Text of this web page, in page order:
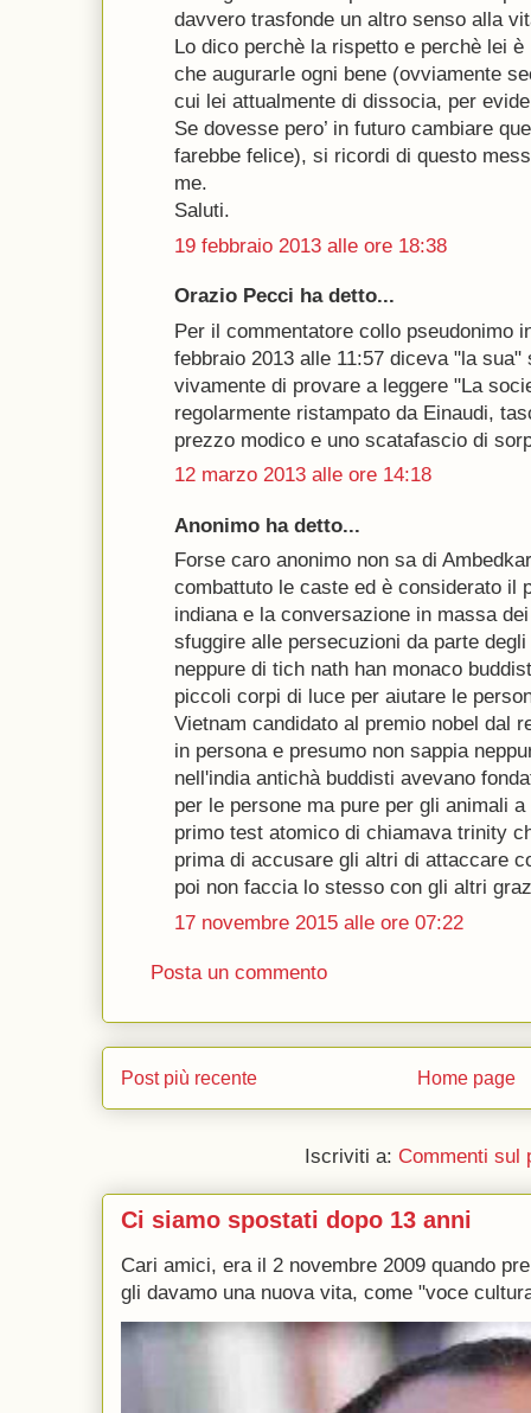
davvero trasfonde un altro senso alla
Lo dico perchè la rispetto e perchè lei
che augurarle ogni bene (ovviamente
cui lei attualmente di dissocia, per
Se dovesse pero’ in futuro cambiare
farebbe felice), si ricordi di questo
me.
Saluti.
19 febbraio 2013 alle ore 18:38
Orazio Pecci ha detto...
Per il commentatore collo pseudonimo
febbraio 2013 alle 11:57 diceva "la
vivamente di provare a leggere "La
regolarmente ristampato da Einaudi,
prezzo modico e uno scatafascio di
12 marzo 2013 alle ore 14:18
Anonimo ha detto...
Forse caro anonimo non sa di
combattuto le caste ed è considerato il
indiana e la conversazione in massa
sfuggire alle persecuzioni da parte
neppure di tich nath han monaco
piccoli corpi di luce per aiutare le
Vietnam candidato al premio nobel dal
in persona e presumo non sappia
nell'india antichà buddisti avevano
per le persone ma pure per gli animali
primo test atomico di chiamava trinity
prima di accusare gli altri di attaccare
poi non faccia lo stesso con gli altri
17 novembre 2015 alle ore 07:22
Posta un commento
Post più recente Home page
Iscriviti a: Commenti sul
Ci siamo spostati dopo 13 anni
Cari amici, era il 2 novembre 2009 quando
gli davamo una nuova vita, come "voce